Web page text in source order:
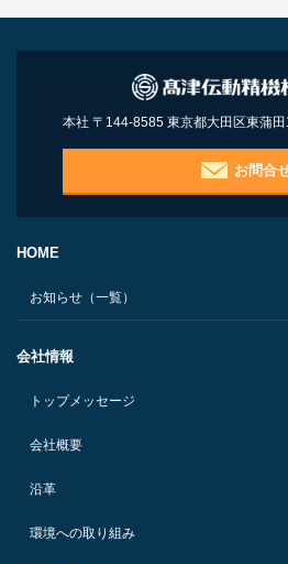
本社 〒144-8585 東京都大田区東蒲
お問合
HOME
お知らせ（一覧）
会社情報
トップメッセージ
会社概要
沿革
環境への取り組み